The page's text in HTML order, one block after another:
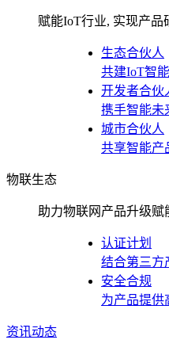
赋能IoT行业, 实现产品
生态合伙人
共建IoT智
开发者合伙
携手智能未
城市合伙人
共享智能产
物联生态
助力物联网产品升级赋
认证计划
结合第三方
安全合规
为产品提供
资讯动态